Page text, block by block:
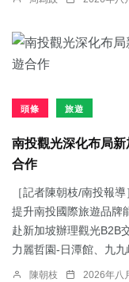
頭條 旅遊
南投觀光深化布局
合作
［記者陳朝枝/南投報
提升南投國際旅遊品牌
赴新加坡辦理觀光B2B
力麗哲園-日潭館、九九
陳朝枝 2026年八